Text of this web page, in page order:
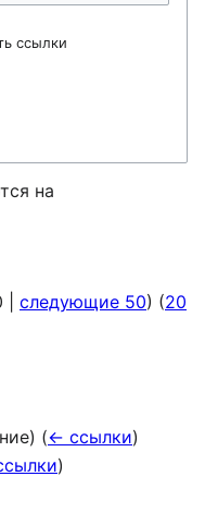
ссылки
на
следующие 50) (20
(← ссылки)
)